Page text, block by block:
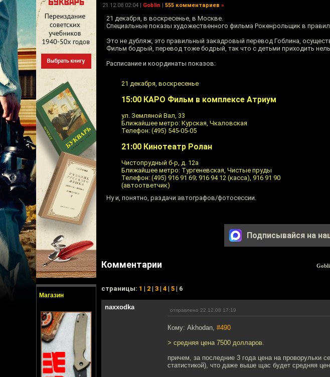
Магазин
21.12.08 02:04 | Goblin | 555 комментариев »
21 декабря, в воскресенье, в Москве.
Специальные показы художественного фильма Рокенрольщик в
Это не дубляж, это правильный закадровый перевод Гоблина,
Фильм бодрый, перевод тоже бодрый, так что с детьми приходить
Расписание и координаты показов:
21 декабря, воскресенье
15:00 КАРО Фильм в комплексе Атриум
ул. Земляной Вал, 33
Ближайшее метро: Курская, Чкаловская
Телефон: (495) 545-05-05
21:00 Кинотеатр Ролан
Чистопрудный б-р, д. 12а
Ближайшее метро: Тургеневская, Чистые пруды
Телефон: (495) 916 91 69; 916 94 12 (касса), 916 91 90
(автоответчик)
Ну и, понятно, раздачи автографов/фотосессии.
Подписывайся на
Комментарии
cтраницы: 1 | 2 | 3 | 4 | 5 | 6
naxxodka отправлено 22.12.08 17:19
Кому: Akhodan, #490
> средняя цена 7500 долларов.
причем, за последние 3 года цена на проворульки
статистикой), что даже выше щас будет средняя